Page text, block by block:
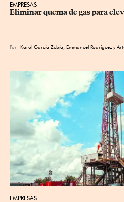
EMPRESAS
Eliminar quema de gas para
Por Karol García Zubía, Emmanuel Rodríguez y
EMPRESAS